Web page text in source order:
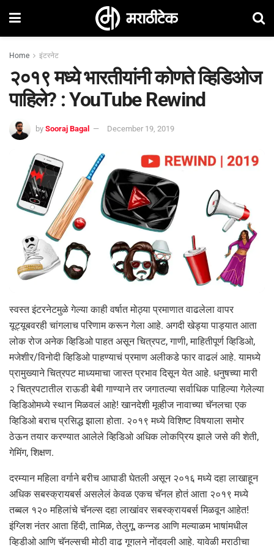
Home इंटरनेट
२०१९ मध्ये भारतीयांनी कोणते व्हिडिओज
पाहिले? : YouTube Rewind
by Sooraj Bagal December 19, 2019
स्वस्त इंटरनेटमुळे गेल्या काही वर्षात मोठ्या प्रमाणात वाढलेला वापर
यूट्यूबवरही चांगलाच परिणाम करून गेला आहे. अगदी खेड्या पाड्यात आता
लोक रोज अनेक व्हिडिओ पाहत असून चित्रपट, गाणी, माहितीपूर्ण व्हिडिओ,
मजेशीर/विनोदी व्हिडिओ पाहण्याचं प्रमाण अलीकडे फार वाढलं आहे. यामध्ये
प्रामुख्याने चित्रपट माध्यमाचा जास्त प्रभाव दिसून येत आहे. धनुषच्या मारी
२ चित्रपटातील राऊडी बेबी गाण्याने तर जगातल्या सर्वाधिक पाहिल्या गेलेल्या
व्हिडिओमध्ये स्थान मिळवलं आहे! खानदेशी मूव्हीज नावाच्या चॅनलचा एक
व्हिडिओ बराच प्रसिद्ध झाला होता. २०१९ मध्ये विशिष्ट विषयाला समोर
ठेऊन तयार करण्यात आलेले व्हिडिओ अधिक लोकप्रिय झाले जसे की शेती,
गेमिंग, शिक्षण.
दरम्यान महिला वर्गाने बरीच आघाडी घेतली असून २०१६ मध्ये दहा लाखाहून
अधिक सबस्क्रायबर्स असलेलं केवळ एकच चॅनल होतं आता २०१९ मध्ये
तब्बल १२० महिलांचे चॅनल्स दहा लाखांवर सबस्क्रायबर्स मिळवून आहेत!
इंग्लिश नंतर आता हिंदी, तामिळ, तेलुगू, कन्नड आणि मल्याळम भाषांमधील
व्हिडीओ आणि चॅनल्सची मोठी वाढ गूगलने नोंदवली आहे. यावेळी मराठीचा